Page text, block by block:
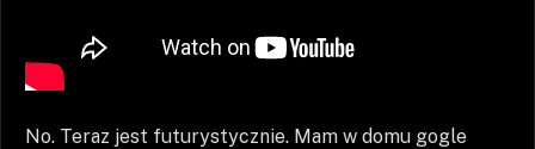
No. Teraz jest futurystycznie. Mam w domu gogle